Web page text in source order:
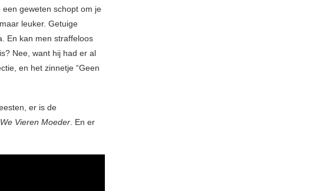
geweten schopt om je
leuker. Getuige
En kan men straffeloos
Nee, want hij had er al
en het zinnetje “Geen
er is de
We Vieren Moeder. En er